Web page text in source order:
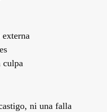
culpa
ni una falla